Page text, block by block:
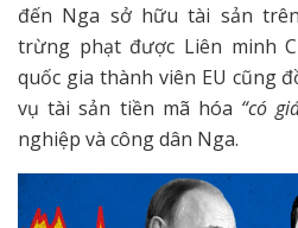
đến Nga sở hữu tài sản
trừng phạt được Liên minh
quốc gia thành viên EU cũng
vụ tài sản tiền mã hóa “có
nghiệp và công dân Nga.